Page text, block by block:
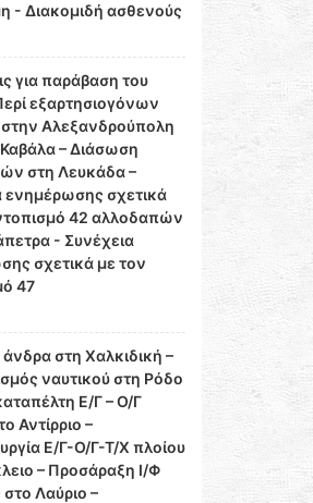
- Διακομιδή ασθενούς
για παράβαση του
εξαρτησιογόνων
Αλεξανδρούπολη
Καβάλα – Διάσωση
στη Λευκάδα –
ενημέρωσης σχετικά
42 αλλοδαπών
- Συνέχεια
σχετικά με τον
47
στη Χαλκιδική –
ναυτικού στη Ρόδο
Ε/Γ – Ο/Γ
Αντίρριο –
Ε/Γ-Ο/Γ-Τ/Χ πλοίου
– Προσάραξη Ι/Φ
Λαύριο –